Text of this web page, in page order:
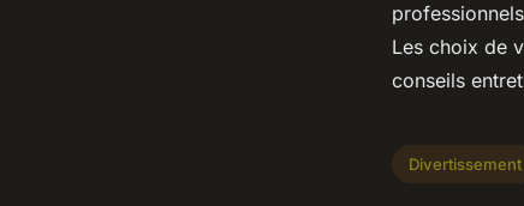
Les choix de
conseils
Divertissement